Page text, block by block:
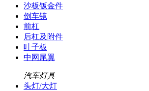
沙板钣金件
倒车镜
前杠
后杠及附件
叶子板
中网尾翼
汽车灯具
头灯/大灯